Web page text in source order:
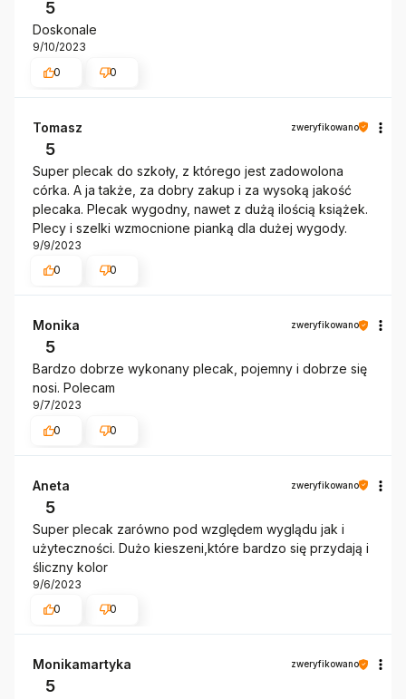
5
Doskonale
9/10/2023
0
0
Tomasz zweryfikowano
5
Super plecak do szkoły, z którego jest zadowolona
córka. A ja także, za dobry zakup i za wysoką jakość
plecaka. Plecak wygodny, nawet z dużą ilością książek.
Plecy i szelki wzmocnione pianką dla dużej wygody.
9/9/2023
0
0
Monika zweryfikowano
5
Bardzo dobrze wykonany plecak, pojemny i dobrze się
nosi. Polecam
9/7/2023
0
0
Aneta zweryfikowano
5
Super plecak zarówno pod względem wyglądu jak i
użyteczności. Dużo kieszeni,które bardzo się przydają i
śliczny kolor
9/6/2023
0
0
Monikamartyka zweryfikowano
5